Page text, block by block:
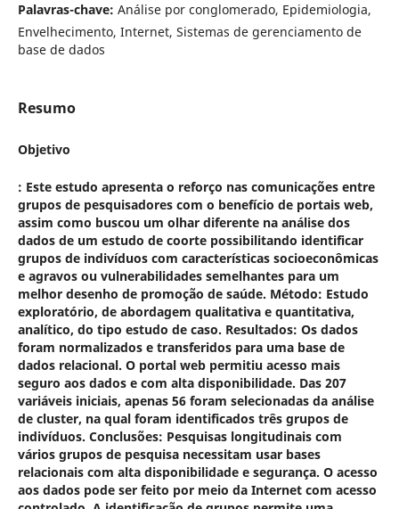
Palavras-chave: Análise por conglomerado, Epidemiologia,
Envelhecimento, Internet, Sistemas de gerenciamento de
base de dados
Resumo
Objetivo
: Este estudo apresenta o reforço nas comunicações entre
grupos de pesquisadores com o benefício de portais web,
assim como buscou um olhar diferente na análise dos
dados de um estudo de coorte possibilitando identificar
grupos de indivíduos com características socioeconômicas
e agravos ou vulnerabilidades semelhantes para um
melhor desenho de promoção de saúde. Método: Estudo
exploratório, de abordagem qualitativa e quantitativa,
analítico, do tipo estudo de caso. Resultados: Os dados
foram normalizados e transferidos para uma base de
dados relacional. O portal web permitiu acesso mais
seguro aos dados e com alta disponibilidade. Das 207
variáveis iniciais, apenas 56 foram selecionadas da análise
de cluster, na qual foram identificados três grupos de
indivíduos. Conclusões: Pesquisas longitudinais com
vários grupos de pesquisa necessitam usar bases
relacionais com alta disponibilidade e segurança. O acesso
aos dados pode ser feito por meio da Internet com acesso